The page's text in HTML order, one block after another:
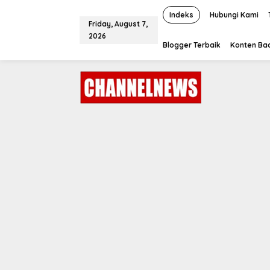
o
Friday, August 7,
2026
Indeks Hubungi Kami
Blogger Terbaik Konten